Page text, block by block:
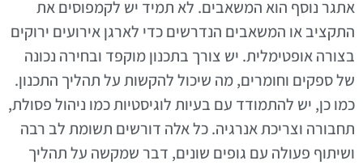
אתגר נוסף הוא המשאבים. לא תמיד יש לקמפוסים את
התקציב או המשאבים הנדרשים כדי לארגן אירועים ירוקים
בצורה אופטימלית. יש צורך בתכנון מוקפד ובחירה נכונה
של ספקים וחומרים, מה שיכול להקשות על תהליך התכנון.
כמו כן, יש להתמודד עם בעיות לוגיסטיות כמו ניהול פסולת,
תחבורה וצריכת אנרגיה. כל אלה דורשים תשומת לב רבה
ושיתוף פעולה עם גופים שונים, דבר שמקשה על תהליך